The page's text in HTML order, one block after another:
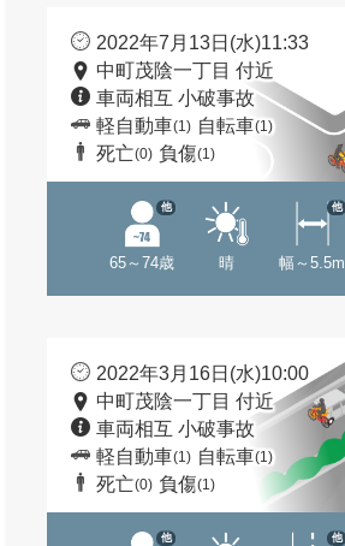
2022年7月13日(水)11:33
中町茂陰一丁目 付近
車両相互 小破事故
軽自動車(1) 自転車(1)
死亡(0) 負傷(1)
65～74歳
他
晴 幅～5.5m
他
2022年3月16日(水)10:00
中町茂陰一丁目 付近
車両相互 小破事故
軽自動車(1) 自転車(1)
死亡(0) 負傷(1)
他 他